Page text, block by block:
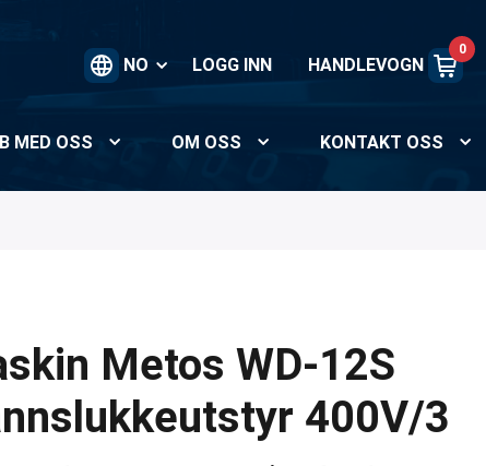
NO LOGG INN HANDLEVOGN
0
MED OSS OM OSS KONTAKT OSS
Metos WD-12S
400V/3